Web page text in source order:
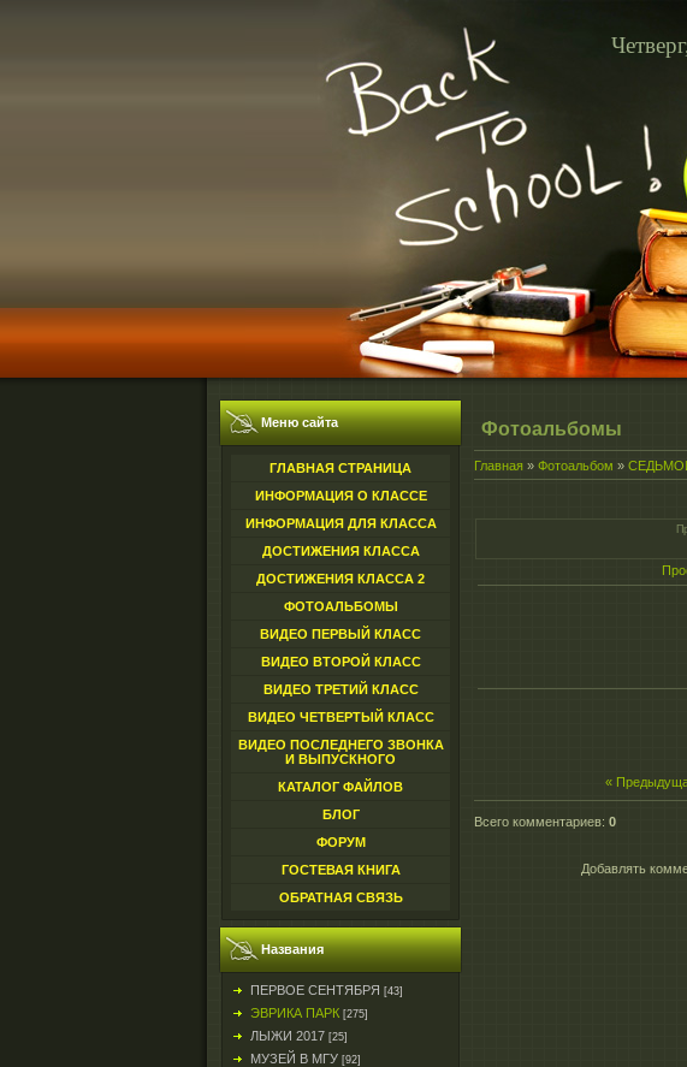
Меню сайта
ГЛАВНАЯ СТРАНИЦА
ИНФОРМАЦИЯ О КЛАССЕ
ИНФОРМАЦИЯ ДЛЯ КЛАССА
ДОСТИЖЕНИЯ КЛАССА
ДОСТИЖЕНИЯ КЛАССА 2
ФОТОАЛЬБОМЫ
ВИДЕО ПЕРВЫЙ КЛАСС
ВИДЕО ВТОРОЙ КЛАСС
ВИДЕО ТРЕТИЙ КЛАСС
ВИДЕО ЧЕТВЕРТЫЙ КЛАСС
ВИДЕО ПОСЛЕДНЕГО ЗВОНКА
И ВЫПУСКНОГО
КАТАЛОГ ФАЙЛОВ
БЛОГ
ФОРУМ
ГОСТЕВАЯ КНИГА
ОБРАТНАЯ СВЯЗЬ
Названия
ПЕРВОЕ СЕНТЯБРЯ [43]
ЭВРИКА ПАРК [275]
ЛЫЖИ 2017 [25]
МУЗЕЙ В МГУ [92]
Фотоальбомы
Главная » Фотоальбом »
«
Всего комментариев: 0
Добавлять